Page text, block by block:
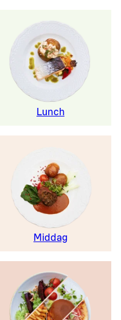
Lunch
Middag